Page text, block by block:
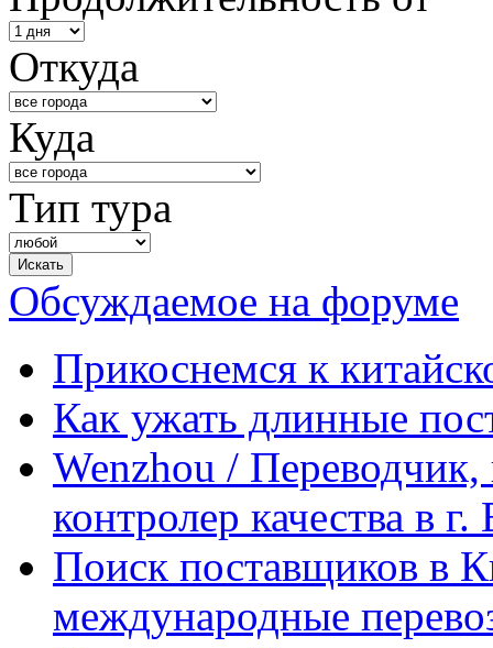
Откуда
Куда
Тип тура
Обсуждаемое на форуме
Прикоснемся к
Как ужать длинные
Wenzhou / Переводчик,
контролер качества в
Поиск поставщиков в
международные